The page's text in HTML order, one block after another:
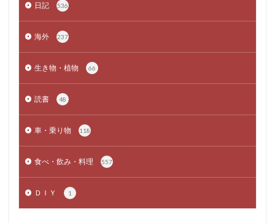
日記 536
海外 237
生き物・植物 66
読書 48
車・乗り物 118
食べ・飲み・料理 557
ＤＩＹ 1